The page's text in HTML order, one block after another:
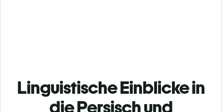
Linguistische Einblicke in
die Persisch und